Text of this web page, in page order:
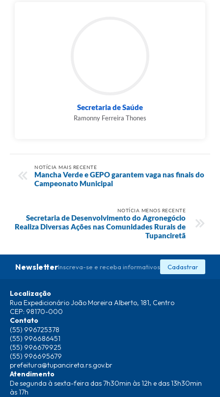
Secretaria de Saúde
Ramonny Ferreira Thones
NOTÍCIA MAIS RECENTE
Mancha Verde e GEPO garantem vaga nas finais do
Campeonato Municipal
NOTÍCIA MENOS RECENTE
Secretaria de Desenvolvimento do Agronegócio
Realiza Diversas Ações nas Comunidades Rurais de
Tupanciretã
NewsletterInscreva-se e receba informativos Cadastrar
Localização
Rua Expedicionário João Moreira Alberto, 181, Centro
CEP: 98170-000
Contato
(55) 996725378
(55) 996686451
(55) 996679925
(55) 996695679
prefeitura@tupancireta.rs.gov.br
Atendimento
De segunda à sexta-feira das 7h30min às 12h e das 13h30min
às 17h